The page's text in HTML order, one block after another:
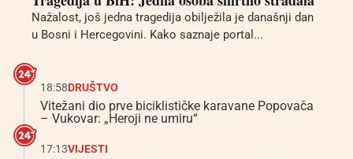
Nažalost, još jedna tragedija obilježila je današnji dan
u Bosni i Hercegovini. Kako saznaje portal...
18:58DRUŠTVO
Vitežani dio prve biciklističke karavane Popovača
– Vukovar: „Heroji ne umiru“
17:13VIJESTI